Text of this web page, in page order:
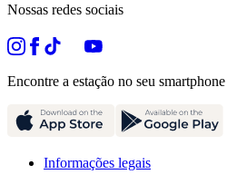
Nossas redes sociais
Encontre a estação no seu smartphone
Informações legais